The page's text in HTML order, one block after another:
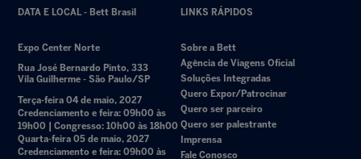
DATA E LOCAL - Bett Brasil
Expo Center Norte
Rua José Bernardo Pinto, 333
Vila Guilherme - São Paulo/SP
Terça-feira 04 de maio, 2027
Credenciamento e feira: 09h00 às
19h00 | Congresso: 10h00 às 18h00
Quarta-feira 05 de maio, 2027
Credenciamento e feira: 09h00 às
LINKS RÁPIDOS
Sobre a Bett
Agência de Viagens Oficial
Soluções Integradas
Quero Expor/Patrocinar
Quero ser parceiro
Quero ser palestrante
Imprensa
Fale Conosco